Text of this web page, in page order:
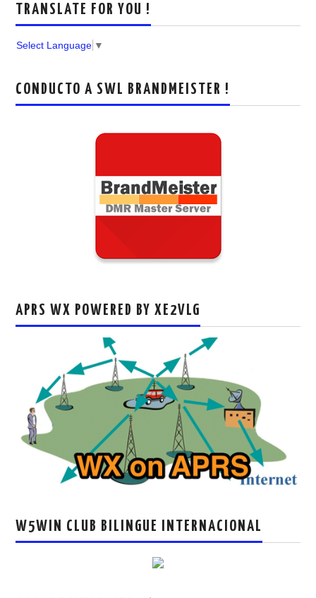
TRANSLATE FOR YOU !
Select Language ▼
CONDUCTO A SWL BRANDMEISTER !
APRS WX POWERED BY XE2VLG
W5WIN CLUB BILINGUE INTERNACIONAL